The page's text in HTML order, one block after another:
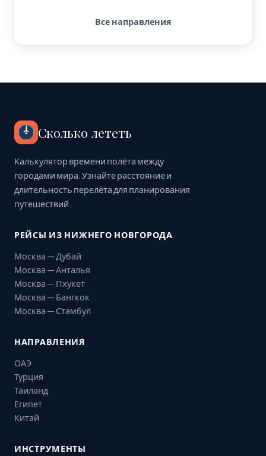
Все направления
Сколько лететь
Калькулятор времени полёта между
городами мира. Узнайте расстояние и
длительность перелёта для планирования
путешествий.
РЕЙСЫ ИЗ НИЖНЕГО НОВГОРОДА
Москва — Дубай
Москва — Анталья
Москва — Пхукет
Москва — Бангкок
Москва — Стамбул
НАПРАВЛЕНИЯ
ОАЭ
Турция
Таиланд
Египет
Китай
ИНСТРУМЕНТЫ